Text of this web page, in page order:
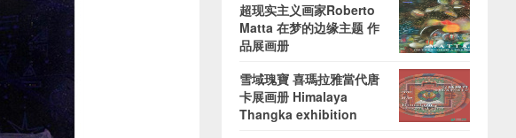
超现实主义画家Roberto
Matta 在梦的边缘主题 作
品展画册
雪域瑰寶 喜瑪拉雅當代唐
卡展画册 Himalaya
Thangka exhibition